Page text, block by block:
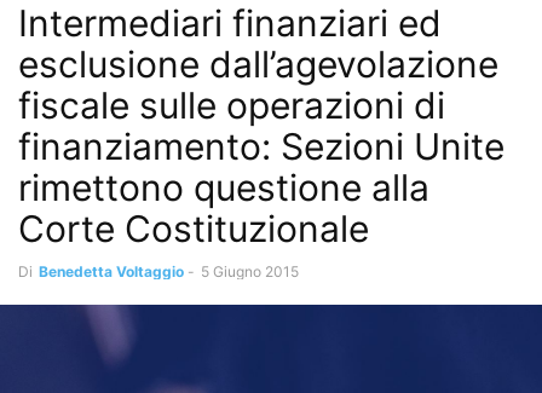
Intermediari finanziari ed
esclusione dall’agevolazione
fiscale sulle operazioni di
finanziamento: Sezioni Unite
rimettono questione alla
Corte Costituzionale
Di Benedetta Voltaggio - 5 Giugno 2015